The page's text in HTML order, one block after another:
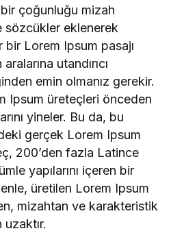
çoğunluğu mizah
sözcükler eklenerek
Lorem Ipsum pasajı
utandırıcı
emin olmanız gerekir.
Ipsum üreteçleri önceden
yineler. Bu da, bu
gerçek Lorem Ipsum
200’den fazla Latince
yapılarını içeren bir
üretilen Lorem Ipsum
mizahtan ve karakteristik